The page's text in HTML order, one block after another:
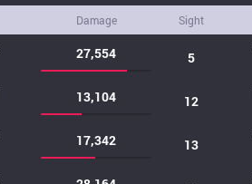
Damage Sight
27,554 5
13,104 12
17,342 13